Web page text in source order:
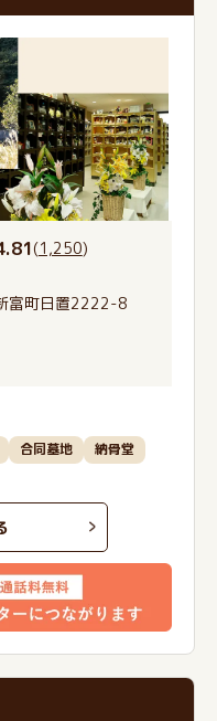
(1,250)
富町日置2222-8
合同墓地
納骨堂